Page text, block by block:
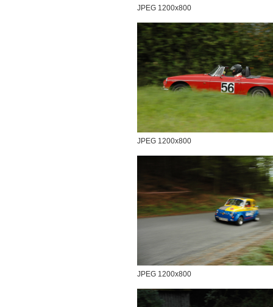
JPEG 1200x800
JPEG 1200x800
JPEG 1200x800